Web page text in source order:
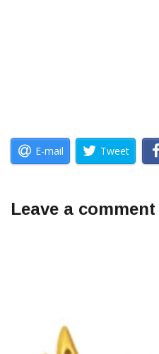
E-mail Tweet
Leave a comment